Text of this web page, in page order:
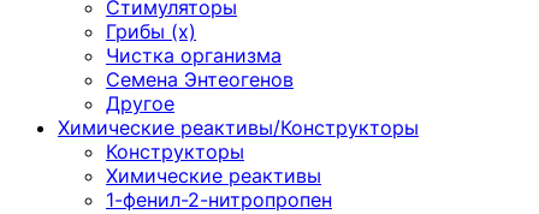
Стимуляторы
Грибы (х)
Чистка организма
Семена Энтеогенов
Другое
Химические реактивы/Конструкторы
Конструкторы
Химические реактивы
1-фенил-2-нитропропен